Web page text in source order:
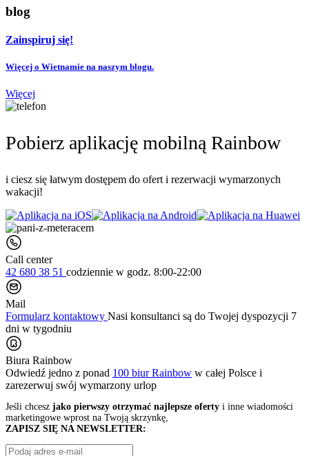
blog
Zainspiruj się!
Więcej o Wietnamie na naszym blogu.
Więcej
Pobierz aplikację mobilną Rainbow
i ciesz się łatwym dostępem do ofert i rezerwacji wymarzonych
wakacji!
Call center
42 680 38 51 codziennie w godz. 8:00-22:00
Mail
Formularz kontaktowy Nasi konsultanci są do Twojej dyspozycji 7
dni w tygodniu
Biura Rainbow
Odwiedź jedno z ponad 100 biur Rainbow w całej Polsce i
zarezerwuj swój wymarzony urlop
Jeśli chcesz jako pierwszy otrzymać najlepsze oferty i inne wiadomości
marketingowe wprost na Twoją skrzynkę,
ZAPISZ SIĘ NA NEWSLETTER: